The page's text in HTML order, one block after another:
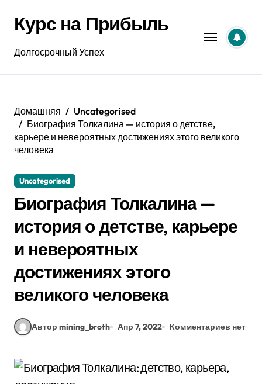
содержанию
Курс на Прибыль
Долгосрочный Успех
Домашняя
Uncategorised
Биография Толкалина — история о детстве,
карьере и невероятных достижениях этого великого
человека
Uncategorised
Биография Толкалина —
история о детстве, карьере
и невероятных
достижениях этого
великого человека
Автор mining_broth Апр 7, 2022 Комментариев нет